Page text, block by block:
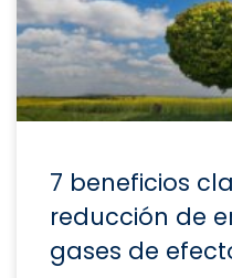
7 beneficios
reducción de
gases de